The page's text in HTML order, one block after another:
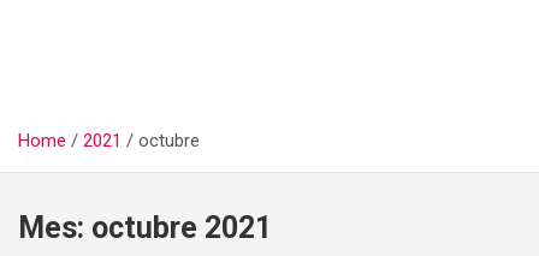
Home 2021 octubre
Mes: octubre 2021